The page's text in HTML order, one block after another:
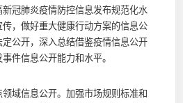
冠肺炎疫情防控信息发布规范化水
，做好重大健康行动方案的信息公
公开，深入总结借鉴疫情信息公开
件信息公开能力和水平。
域信息公开。加强市场规则标准和